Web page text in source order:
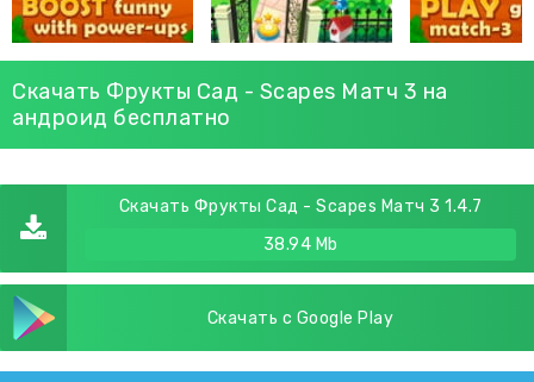
Скачать Фрукты Сад - Scapes Матч 3 на
андроид бесплатно
Скачать Фрукты Сад - Scapes Матч 3 1.4.7
38.94 Mb
Скачать с Google Play